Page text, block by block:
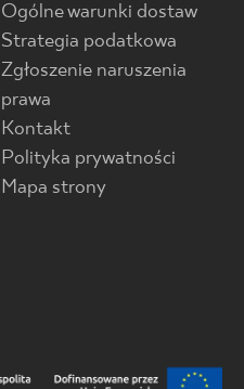
Ogólne warunki dostaw
Strategia podatkowa
Zgłoszenie naruszenia
prawa
Kontakt
Polityka prywatności
Mapa strony